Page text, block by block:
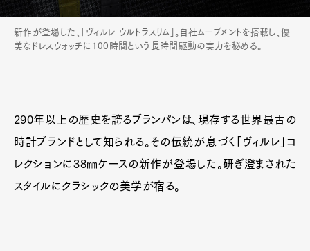
Official Columnist
Contact
Pen international Pen tw
新作が登場した、「ヴィルレ ウルトラスリム」。自社ムーブメントを搭載し、優
美なドレスウォッチに100時間という長時間駆動の実力を秘める。
290年以上の歴史を誇るブランパンは、現存する世界最古の
時計ブランドとして知られる。その伝統が息づく「ヴィルレ」コ
レクションに38㎜ケースの新作が登場した。研ぎ澄まされた
スタイルにクラシックの美学が宿る。